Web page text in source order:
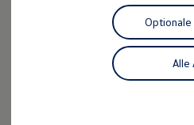
Ladelösungen
Ladelösungen
Wallbox und
Bidirektionales
Förderung & Kosten
Alle
Optionale